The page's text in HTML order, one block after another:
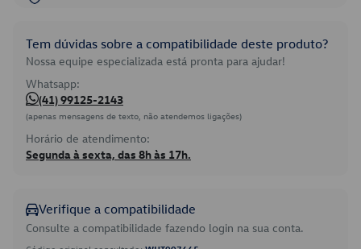
Tem dúvidas sobre a compatibilidade deste produto?
Nossa equipe especializada está pronta para ajudar!
Whatsapp:
(41) 99125-2143
(apenas mensagens de texto, não atendemos ligações)
Horário de atendimento:
Segunda à sexta, das 8h às 17h.
Verifique a compatibilidade
Consulte a compatibilidade fazendo login na sua conta.